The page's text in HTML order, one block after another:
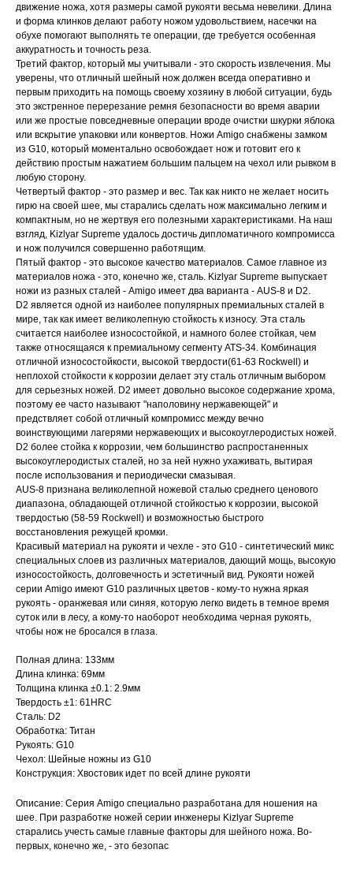
движение ножа, хотя размеры самой рукояти весьма невелики. Длина
и форма клинков делают работу ножом удовольствием, насечки на
обухе помогают выполнять те операции, где требуется особенная
аккуратность и точность реза.
Третий фактор, который мы учитывали - это скорость извлечения. Мы
уверены, что отличный шейный нож должен всегда оперативно и
первым приходить на помощь своему хозяину в любой ситуации, будь
это экстренное перерезание ремня безопасности во время аварии
или же простые повседневные операции вроде очистки шкурки яблока
или вскрытие упаковки или конвертов. Ножи Amigo снабжены замком
из G10, который моментально освобождает нож и готовит его к
действию простым нажатием большим пальцем на чехол или рывком в
любую сторону.
Четвертый фактор - это размер и вес. Так как никто не желает носить
гирю на своей шее, мы старались сделать нож максимально легким и
компактным, но не жертвуя его полезными характеристиками. На наш
взгляд, Kizlyar Supreme удалось достичь дипломатичного компромисса
и нож получился совершенно работящим.
Пятый фактор - это высокое качество материалов. Самое главное из
материалов ножа - это, конечно же, сталь. Kizlyar Supreme выпускает
ножи из разных сталей - Amigo имеет два варианта - AUS-8 и D2.
D2 является одной из наиболее популярных премиальных сталей в
мире, так как имеет великолепную стойкость к износу. Эта сталь
считается наиболее износостойкой, и намного более стойкая, чем
также относящаяся к премиальному сегменту ATS-34. Комбинация
отличной износостойкости, высокой твердости(61-63 Rockwell) и
неплохой стойкости к коррозии делает эту сталь отличным выбором
для серьезных ножей. D2 имеет довольно высокое содержание хрома,
поэтому ее часто называют "наполовину нержавеющей" и
предствляет собой отличный компромисс между вечно
воинствующими лагерями нержавеющих и высокоуглеродистых ножей.
D2 более стойка к коррозии, чем большинство распростаненных
высокоуглеродистых сталей, но за ней нужно ухаживать, вытирая
после использования и периодически смазывая.
AUS-8 признана великолепной ножевой сталью среднего ценового
диапазона, обладающей отличной стойкостью к коррозии, высокой
твердостью (58-59 Rockwell) и возможностью быстрого
восстановления режущей кромки.
Красивый материал на рукояти и чехле - это G10 - синтетический микс
специальных слоев из различных материалов, дающий мощь, высокую
износостойкость, долговечность и эстетичный вид. Рукояти ножей
серии Amigo имеют G10 различных цветов - кому-то нужна яркая
рукоять - оранжевая или синяя, которую легко видеть в темное время
суток или в лесу, а кому-то наоборот необходима черная рукоять,
чтобы нож не бросался в глаза.
Полная длина: 133мм
Длина клинка: 69мм
Толщина клинка ±0.1: 2.9мм
Твердость ±1: 61HRC
Сталь: D2
Обработка: Титан
Рукоять: G10
Чехол: Шейные ножны из G10
Конструкция: Хвостовик идет по всей длине рукояти
Описание: Серия Amigo специально разработана для ношения на
шее. При разработке ножей серии инженеры Kizlyar Supreme
старались учесть самые главные факторы для шейного ножа. Во-
первых, конечно же, - это безопас